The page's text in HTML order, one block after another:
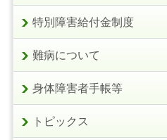
特別障害給付金制度
難病について
身体障害者手帳等
トピックス